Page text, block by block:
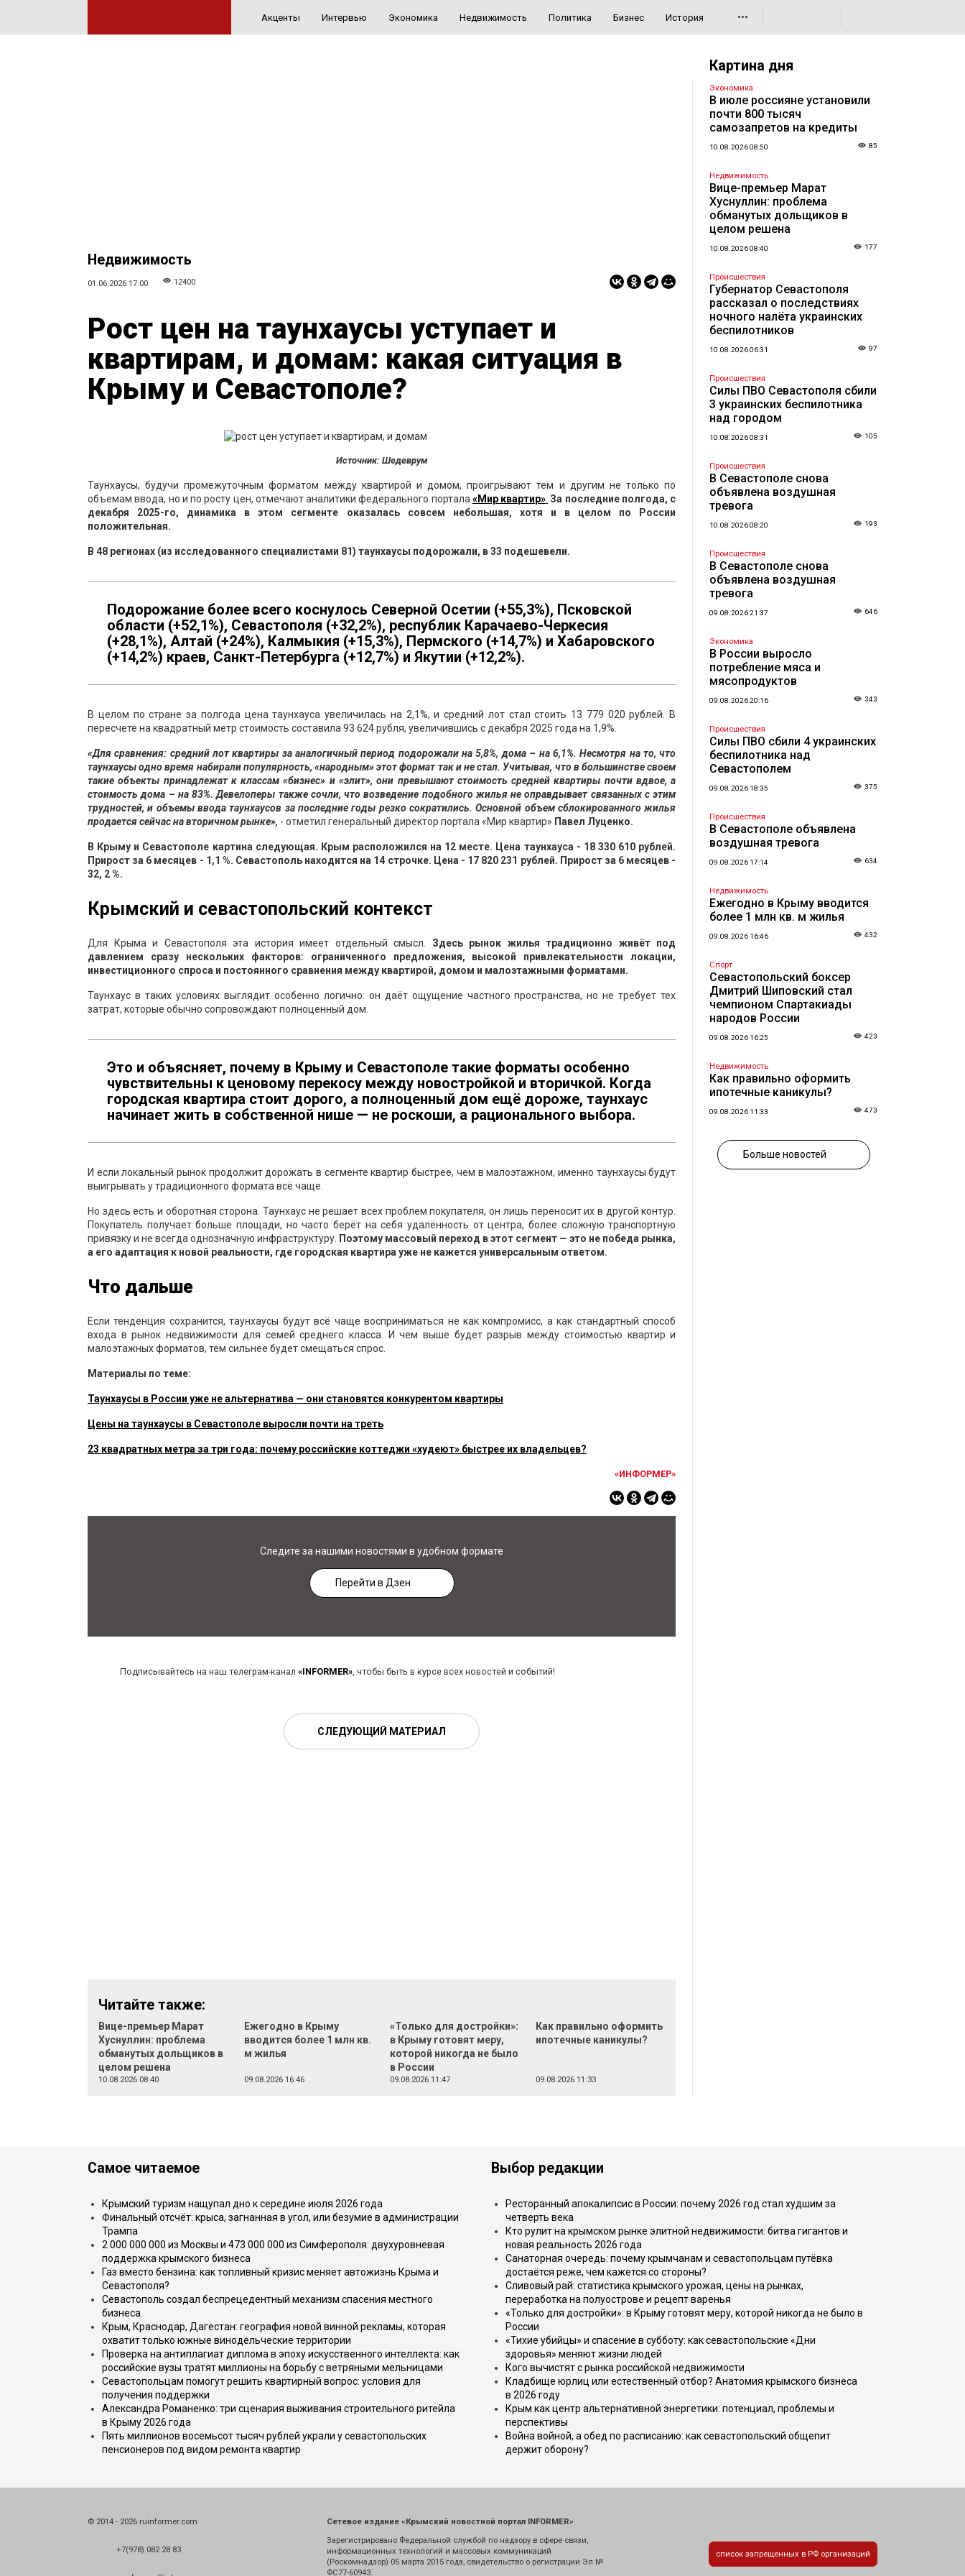
Акценты Интервью Экономика Недвижимость Политика Бизнес История •••
Недвижимость
01.06.2026 17:00 12400
Рост цен на таунхаусы уступает и
квартирам, и домам: какая ситуация в
Крыму и Севастополе?
Источник: Шедеврум
Таунхаусы, будучи промежуточным форматом между квартирой и домом, проигрывают тем и другим не только по
объемам ввода, но и по росту цен, отмечают аналитики федерального портала «Мир квартир» За последние полгода, с
декабря 2025-го, динамика в этом сегменте оказалась совсем небольшая, хотя и в целом по России
положительная.
В 48 регионах (из исследованного специалистами 81) таунхаусы подорожали, в 33 подешевели.
Подорожание более всего коснулось Северной Осетии (+55,3%), Псковской
области (+52,1%), Севастополя (+32,2%), республик Карачаево-Черкесия
(+28,1%), Алтай (+24%), Калмыкия (+15,3%), Пермского (+14,7%) и Хабаровского
(+14,2%) краев, Санкт-Петербурга (+12,7%) и Якутии (+12,2%).
В целом по стране за полгода цена таунхауса увеличилась на 2,1%, и средний лот стал стоить 13 779 020 рублей. В
пересчете на квадратный метр стоимость составила 93 624 рубля, увеличившись с декабря 2025 года на 1,9%.
«Для сравнения: средний лот квартиры за аналогичный период подорожали на 5,8%, дома – на 6,1%. Несмотря на то, что
таунхаусы одно время набирали популярность, «народным» этот формат так и не стал. Учитывая, что в большинстве своем
такие объекты принадлежат к классам «бизнес» и «элит», они превышают стоимость средней квартиры почти вдвое, а
стоимость дома – на 83%. Девелоперы также сочли, что возведение подобного жилья не оправдывает связанных с этим
трудностей, и объемы ввода таунхаусов за последние годы резко сократились. Основной объем сблокированного жилья
продается сейчас на вторичном рынке», - отметил генеральный директор портала «Мир квартир» Павел Луценко.
В Крыму и Севастополе картина следующая. Крым расположился на 12 месте. Цена таунхауса - 18 330 610 рублей.
Прирост за 6 месяцев - 1,1 %. Севастополь находится на 14 строчке. Цена - 17 820 231 рублей. Прирост за 6 месяцев -
32, 2 %.
Крымский и севастопольский контекст
Для Крыма и Севастополя эта история имеет отдельный смысл. Здесь рынок жилья традиционно живёт под
давлением сразу нескольких факторов: ограниченного предложения, высокой привлекательности локации,
инвестиционного спроса и постоянного сравнения между квартирой, домом и малоэтажными форматами.
Таунхаус в таких условиях выглядит особенно логично: он даёт ощущение частного пространства, но не требует тех
затрат, которые обычно сопровождают полноценный дом.
Это и объясняет, почему в Крыму и Севастополе такие форматы особенно
чувствительны к ценовому перекосу между новостройкой и вторичкой. Когда
городская квартира стоит дорого, а полноценный дом ещё дороже, таунхаус
начинает жить в собственной нише — не роскоши, а рационального выбора.
И если локальный рынок продолжит дорожать в сегменте квартир быстрее, чем в малоэтажном, именно таунхаусы будут
выигрывать у традиционного формата всё чаще.
Но здесь есть и оборотная сторона. Таунхаус не решает всех проблем покупателя, он лишь переносит их в другой контур.
Покупатель получает больше площади, но часто берёт на себя удалённость от центра, более сложную транспортную
привязку и не всегда однозначную инфраструктуру. Поэтому массовый переход в этот сегмент — это не победа рынка,
а его адаптация к новой реальности, где городская квартира уже не кажется универсальным ответом.
Что дальше
Если тенденция сохранится, таунхаусы будут всё чаще восприниматься не как компромисс, а как стандартный способ
входа в рынок недвижимости для семей среднего класса. И чем выше будет разрыв между стоимостью квартир и
малоэтажных форматов, тем сильнее будет смещаться спрос.
Материалы по теме:
Таунхаусы в России уже не альтернатива — они становятся конкурентом квартиры
Цены на таунхаусы в Севастополе выросли почти на треть
23 квадратных метра за три года: почему российские коттеджи «худеют» быстрее их владельцев?
«ИНФОРМЕР»
Следите за нашими новостями в удобном формате
Перейти в Дзен
Подписывайтесь на наш телеграм-канал «INFORMER» , чтобы быть в курсе всех новостей и событий!
СЛЕДУЮЩИЙ МАТЕРИАЛ
Читайте также:
Вице-премьер Марат
Хуснуллин: проблема
обманутых дольщиков в
целом решена
10.08.2026 08:40
Ежегодно в Крыму
вводится более 1 млн кв.
м жилья
09.08.2026 16:46
«Только для достройки»:
в Крыму готовят меру,
которой никогда не было
в России
09.08.2026 11:47
Как правильно оформить
ипотечные каникулы?
09.08.2026 11:33
Картина дня
Экономика
В июле россияне установили
почти 800 тысяч
самозапретов на кредиты
10.08.2026 08:50 85
Недвижимость
Вице-премьер Марат
Хуснуллин: проблема
обманутых дольщиков в
целом решена
10.08.2026 08:40 177
Происшествия
Губернатор Севастополя
рассказал о последствиях
ночного налёта украинских
беспилотников
10.08.2026 06:31 97
Происшествия
Силы ПВО Севастополя сбили
3 украинских беспилотника
над городом
10.08.2026 08:31 105
Происшествия
В Севастополе снова
объявлена воздушная
тревога
10.08.2026 08:20 193
Происшествия
В Севастополе снова
объявлена воздушная
тревога
09.08.2026 21:37 646
Экономика
В России выросло
потребление мяса и
мясопродуктов
09.08.2026 20:16 343
Происшествия
Силы ПВО сбили 4 украинских
беспилотника над
Севастополем
09.08.2026 18:35 375
Происшествия
В Севастополе объявлена
воздушная тревога
09.08.2026 17:14 634
Недвижимость
Ежегодно в Крыму вводится
более 1 млн кв. м жилья
09.08.2026 16:46 432
Спорт
Севастопольский боксер
Дмитрий Шиповский стал
чемпионом Спартакиады
народов России
09.08.2026 16:25 423
Недвижимость
Как правильно оформить
ипотечные каникулы?
09.08.2026 11:33 473
Больше новостей
Самое читаемое
Крымский туризм нащупал дно к середине июля 2026 года
Финальный отсчёт: крыса, загнанная в угол, или безумие в администрации
Трампа
2 000 000 000 из Москвы и 473 000 000 из Симферополя: двухуровневая
поддержка крымского бизнеса
Газ вместо бензина: как топливный кризис меняет автожизнь Крыма и
Севастополя?
Севастополь создал беспрецедентный механизм спасения местного
бизнеса
Крым, Краснодар, Дагестан: география новой винной рекламы, которая
охватит только южные винодельческие территории
Проверка на антиплагиат диплома в эпоху искусственного интеллекта: как
российские вузы тратят миллионы на борьбу с ветряными мельницами
Севастопольцам помогут решить квартирный вопрос: условия для
получения поддержки
Александра Романенко: три сценария выживания строительного ритейла
в Крыму 2026 года
Пять миллионов восемьсот тысяч рублей украли у севастопольских
пенсионеров под видом ремонта квартир
Выбор редакции
Ресторанный апокалипсис в России: почему 2026 год стал худшим за
четверть века
Кто рулит на крымском рынке элитной недвижимости: битва гигантов и
новая реальность 2026 года
Санаторная очередь: почему крымчанам и севастопольцам путёвка
достаётся реже, чем кажется со стороны?
Сливовый рай: статистика крымского урожая, цены на рынках,
переработка на полуострове и рецепт варенья
«Только для достройки»: в Крыму готовят меру, которой никогда не было в
России
«Тихие убийцы» и спасение в субботу: как севастопольские «Дни
здоровья» меняют жизни людей
Кого вычистят с рынка российской недвижимости
Кладбище юрлиц или естественный отбор? Анатомия крымского бизнеса
в 2026 году
Крым как центр альтернативной энергетики: потенциал, проблемы и
перспективы
Война войной, а обед по расписанию: как севастопольский общепит
держит оборону?
© 2014 - 2026 ruinformer.com
+7(978) 082 28 83
Сетевое издание «Крымский новостной портал INFORMER»
Зарегистрировано Федеральной службой по надзору в сфере связи,
информационных технологий и массовых коммуникаций
(Роскомнадзор) 05 марта 2015 года, свидетельство о регистрации Эл №
ФС77-60943.
список запрещенных в РФ организаций